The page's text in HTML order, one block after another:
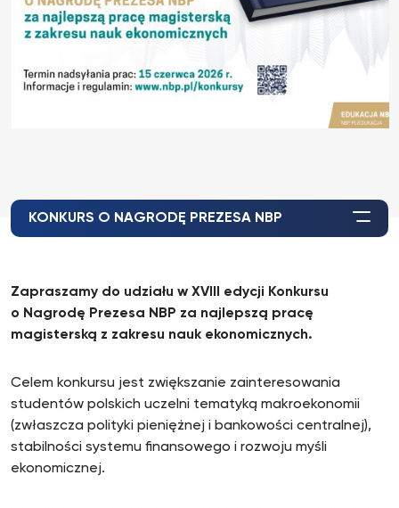
KONKURS O NAGRODĘ PREZESA NBP
Zapraszamy do udziału w XVIII edycji Konkursu
o Nagrodę Prezesa NBP za najlepszą pracę
magisterską z zakresu nauk ekonomicznych.
Celem konkursu jest zwiększanie zainteresowania
studentów polskich uczelni tematyką makroekonomii
(zwłaszcza polityki pieniężnej i bankowości centralnej),
stabilności systemu finansowego i rozwoju myśli
ekonomicznej.